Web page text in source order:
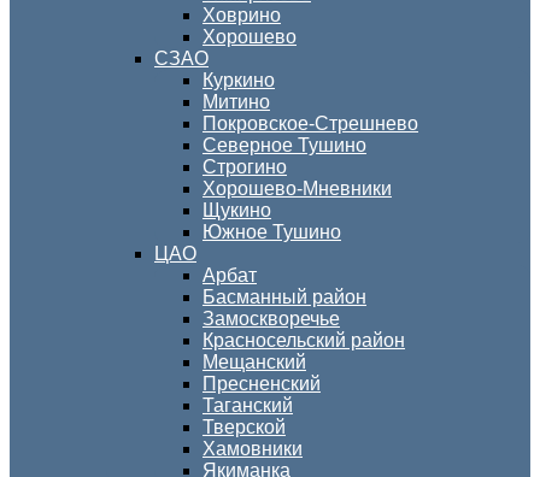
Ховрино
Хорошево
СЗАО
Куркино
Митино
Покровское-Стрешнево
Северное Тушино
Строгино
Хорошево-Мневники
Щукино
Южное Тушино
ЦАО
Арбат
Басманный район
Замоскворечье
Красносельский район
Мещанский
Пресненский
Таганский
Тверской
Хамовники
Якиманка